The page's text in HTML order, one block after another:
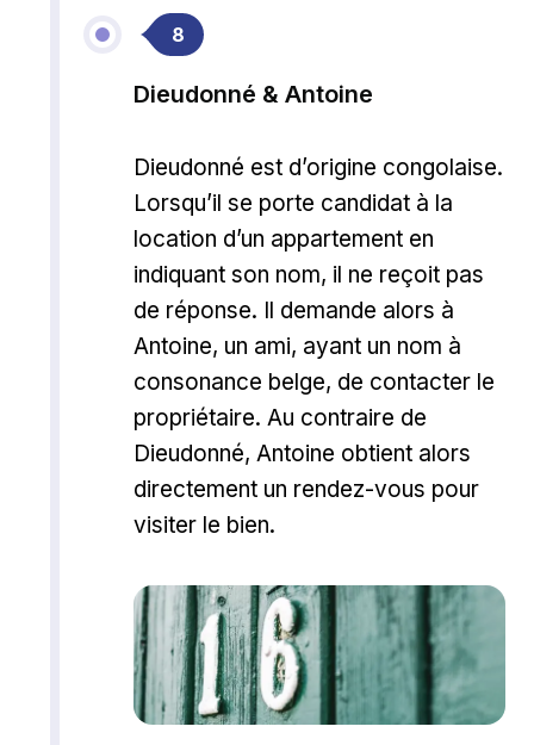
8
Dieudonné & Antoine
Dieudonné est d’origine congolaise.
Lorsqu’il se porte candidat à la
location d’un appartement en
indiquant son nom, il ne reçoit pas
de réponse. Il demande alors à
Antoine, un ami, ayant un nom à
consonance belge, de contacter le
propriétaire. Au contraire de
Dieudonné, Antoine obtient alors
directement un rendez-vous pour
visiter le bien.